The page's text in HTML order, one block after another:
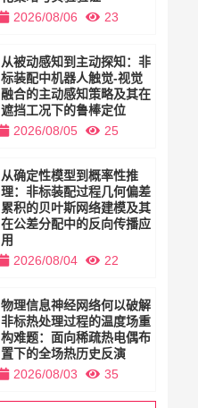
2026/08/06
23
从被动感知到主动探知：非
标装配中机器人触觉-视觉
融合的主动感知策略及其在
遮挡工况下的鲁棒定位
2026/08/05
25
从确定性模型到概率性推
理：非标装配过程几何偏差
累积的贝叶斯网络建模及其
在公差分配中的反向传播应
用
2026/08/04
22
物理信息神经网络何以破解
非标热处理过程的温度场重
构难题：面向稀疏热电偶布
置下的全场热历史反演
2026/08/03
35